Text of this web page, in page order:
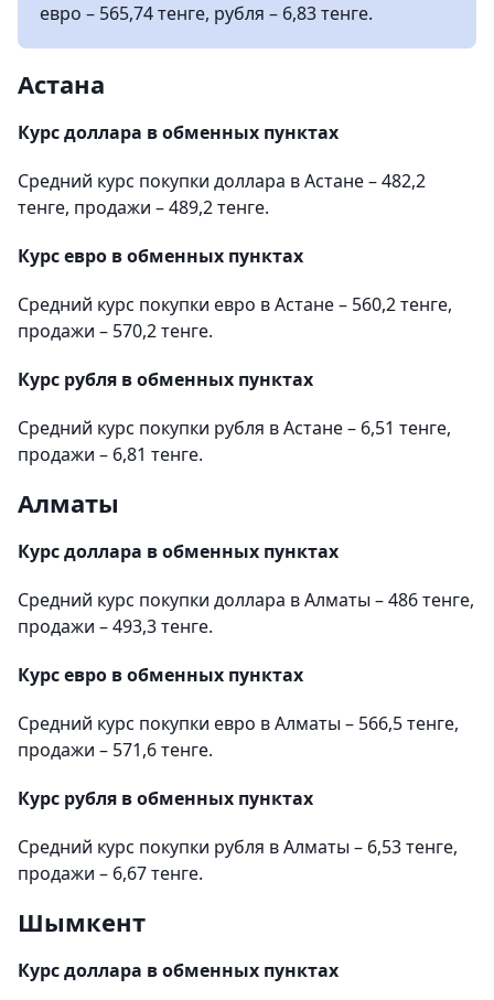
евро – 565,74 тенге, рубля – 6,83 тенге.
Астана
Курс доллара в обменных пунктах
Средний курс покупки доллара в Астане – 482,2
тенге, продажи – 489,2 тенге.
Курс евро в обменных пунктах
Средний курс покупки евро в Астане – 560,2 тенге,
продажи – 570,2 тенге.
Курс рубля в обменных пунктах
Средний курс покупки рубля в Астане – 6,51 тенге,
продажи – 6,81 тенге.
Алматы
Курс доллара в обменных пунктах
Средний курс покупки доллара в Алматы – 486 тенге,
продажи – 493,3 тенге.
Курс евро в обменных пунктах
Средний курс покупки евро в Алматы – 566,5 тенге,
продажи – 571,6 тенге.
Курс рубля в обменных пунктах
Средний курс покупки рубля в Алматы – 6,53 тенге,
продажи – 6,67 тенге.
Шымкент
Курс доллара в обменных пунктах